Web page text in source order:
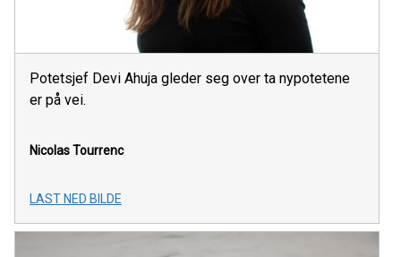
Potetsjef Devi Ahuja gleder seg over ta nypotetene
er på vei.
Nicolas Tourrenc
LAST NED BILDE